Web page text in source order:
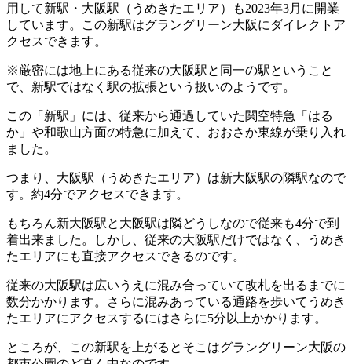
用して新駅・大阪駅（うめきたエリア）も2023年3月に開業
しています。この新駅はグラングリーン大阪にダイレクトア
クセスできます。
※厳密には地上にある従来の大阪駅と同一の駅ということ
で、新駅ではなく駅の拡張という扱いのようです。
この「新駅」には、従来から通過していた関空特急「はる
か」や和歌山方面の特急に加えて、おおさか東線が乗り入れ
ました。
つまり、大阪駅（うめきたエリア）は新大阪駅の隣駅なので
す。約4分でアクセスできます。
もちろん新大阪駅と大阪駅は隣どうしなので従来も4分で到
着出来ました。しかし、従来の大阪駅だけではなく、うめき
たエリアにも直接アクセスできるのです。
従来の大阪駅は広いうえに混み合っていて改札を出るまでに
数分かかります。さらに混みあっている通路を歩いてうめき
たエリアにアクセスするにはさらに5分以上かかります。
ところが、この新駅を上がるとそこはグラングリーン大阪の